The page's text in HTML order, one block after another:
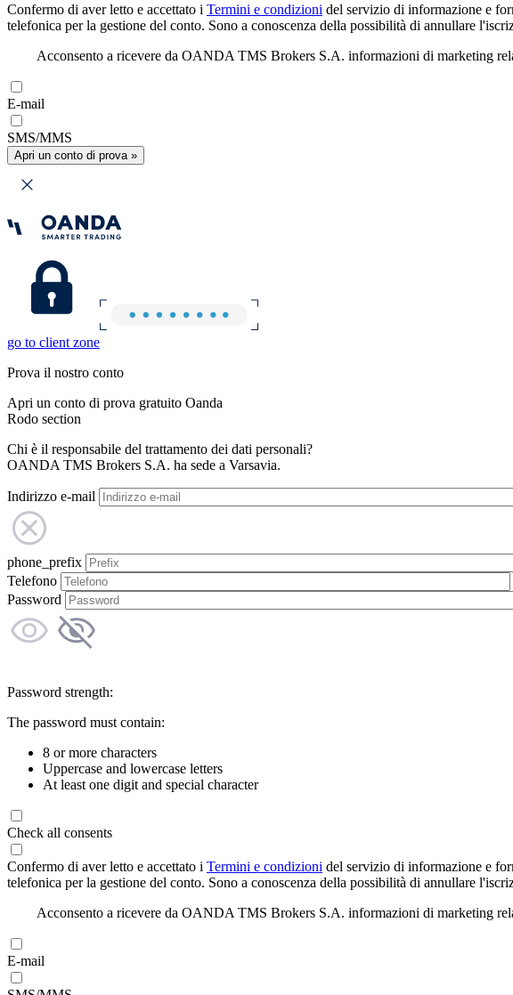
Confermo di aver letto e accettato i Termini e condizioni del servizio di informazione e
telefonica per la gestione del conto. Sono a conoscenza della possibilità di annullare
Acconsento a ricevere da OANDA TMS Brokers S.A. informazioni di marketing
E-mail
SMS/MMS
Apri un conto di prova »
go to client zone
Prova il nostro conto
Apri un conto di prova gratuito Oanda
Rodo section
Chi è il responsabile del trattamento dei dati personali?
OANDA TMS Brokers S.A. ha sede a Varsavia.
Indirizzo e-mail
phone_prefix
Telefono
Password
Password strength:
The password must contain:
8 or more characters
Uppercase and lowercase letters
At least one digit and special character
Check all consents
Confermo di aver letto e accettato i Termini e condizioni del servizio di informazione e
telefonica per la gestione del conto. Sono a conoscenza della possibilità di annullare
Acconsento a ricevere da OANDA TMS Brokers S.A. informazioni di marketing
E-mail